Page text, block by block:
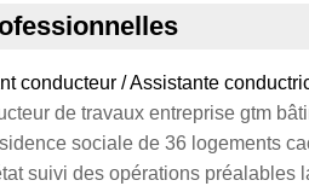
conducteur / Assistante
de travaux entreprise gtm
sociale de 36 logements
suivi des opérations préalables